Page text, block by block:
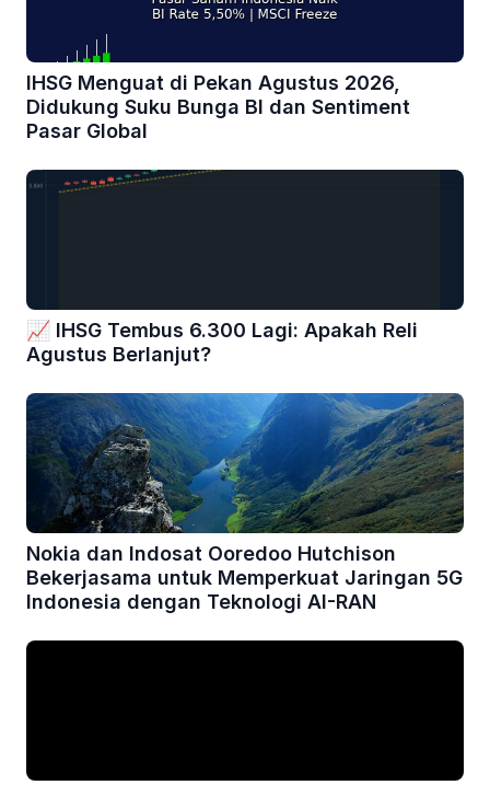
IHSG Menguat di Pekan Agustus 2026,
Didukung Suku Bunga BI dan Sentiment
Pasar Global
📈 IHSG Tembus 6.300 Lagi: Apakah Reli
Agustus Berlanjut?
Nokia dan Indosat Ooredoo Hutchison
Bekerjasama untuk Memperkuat Jaringan 5G
Indonesia dengan Teknologi AI-RAN